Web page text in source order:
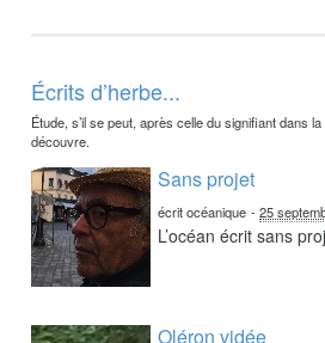
Écrits d’herbe...
Étude, s’il se peut, après celle du signifiant dans la
découvre.
Sans projet
écrit océanique -25
L’océan écrit sans
Oléron vidée